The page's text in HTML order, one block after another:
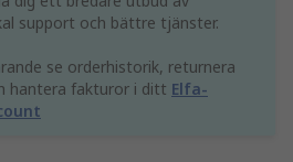
support och bättre tjänster.
se orderhistorik, returnera
hantera fakturor i ditt Elfa-